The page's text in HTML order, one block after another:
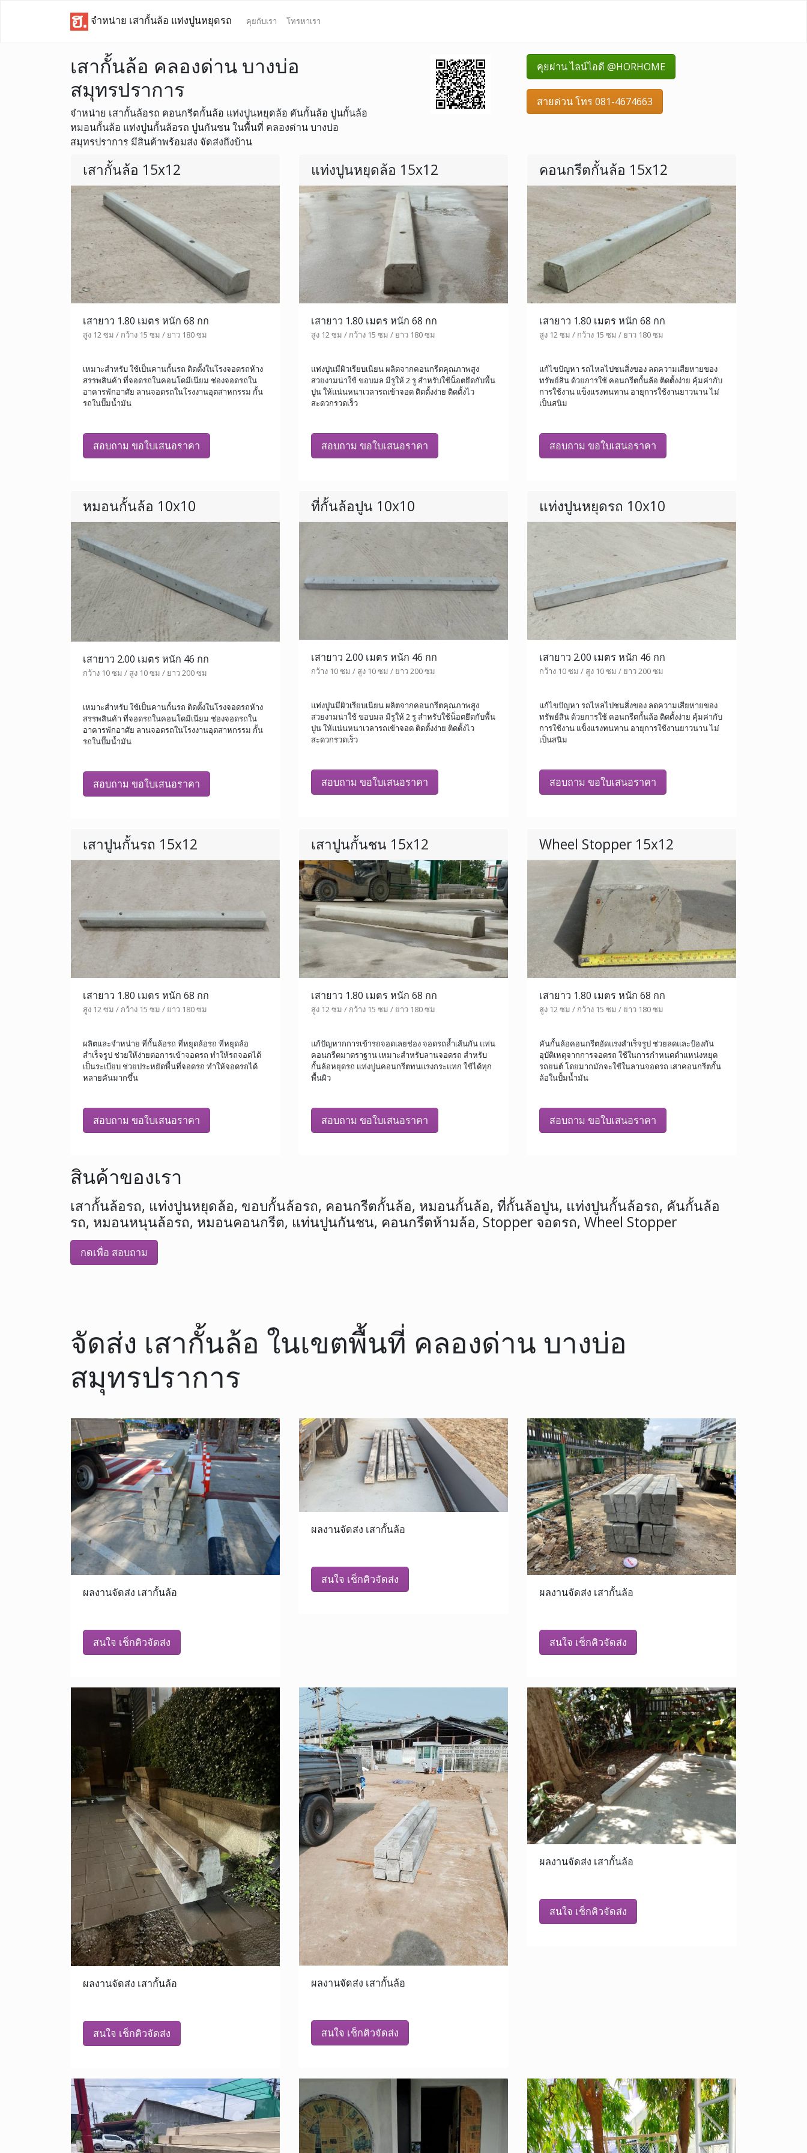
จำหน่าย เสากั้นล้อ แท่งปูนหยุดรถ คุยกับเรา โทรหาเรา
เสากั้นล้อ คลองด่าน บางบ่อ
สมุทรปราการ
จำหน่าย เสากั้นล้อรถ คอนกรีตกั้นล้อ แท่งปูนหยุดล้อ คันกั้นล้อ ปูนกั้นล้อ
หมอนกั้นล้อ แท่งปูนกั้นล้อรถ ปูนกันชน ในพื้นที่ คลองด่าน บางบ่อ
สมุทรปราการ มีสินค้าพร้อมส่ง จัดส่งถึงบ้าน
คุยผ่าน ไลน์ไอดี @HORHOME
สายด่วน โทร 081-4674663
เสากั้นล้อ 15x12
เสายาว 1.80 เมตร หนัก 68 กก
สูง 12 ซม / กว้าง 15 ซม / ยาว 180 ซม
เหมาะสำหรับ ใช้เป็นคานกั้นรถ ติดตั้งในโรงจอดรถห้าง
สรรพสินค้า ที่จอดรถในคอนโดมีเนียม ช่องจอดรถใน
อาคารพักอาศัย ลานจอดรถในโรงงานอุตสาหกรรม กั้น
รถในปั๊มน้ำมัน
สอบถาม ขอใบเสนอราคา
แท่งปูนหยุดล้อ 15x12
เสายาว 1.80 เมตร หนัก 68 กก
สูง 12 ซม / กว้าง 15 ซม / ยาว 180 ซม
แท่งปูนมีผิวเรียบเนียน ผลิตจากคอนกรีตคุณภาพสูง
สวยงามน่าใช้ ขอบมล มีรูให้ 2 รู สำหรับใช้น็อตยึดกับพื้น
ปูน ให้แน่นหนาเวลารถเข้าจอด ติดตั้งง่าย ติดตั้งไว
สะดวกรวดเร็ว
สอบถาม ขอใบเสนอราคา
คอนกรีตกั้นล้อ 15x12
เสายาว 1.80 เมตร หนัก 68 กก
สูง 12 ซม / กว้าง 15 ซม / ยาว 180 ซม
แก้ไขปัญหา รถไหลไปชนสิ่งของ ลดความเสียหายของ
ทรัพย์สิน ด้วยการใช้ คอนกรีตกั้นล้อ ติดตั้งง่าย คุ้มค่ากับ
การใช้งาน แข็งแรงทนทาน อายุการใช้งานยาวนาน ไม่
เป็นสนิม
สอบถาม ขอใบเสนอราคา
หมอนกั้นล้อ 10x10
เสายาว 2.00 เมตร หนัก 46 กก
กว้าง 10 ซม / สูง 10 ซม / ยาว 200 ซม
เหมาะสำหรับ ใช้เป็นคานกั้นรถ ติดตั้งในโรงจอดรถห้าง
สรรพสินค้า ที่จอดรถในคอนโดมีเนียม ช่องจอดรถใน
อาคารพักอาศัย ลานจอดรถในโรงงานอุตสาหกรรม กั้น
รถในปั๊มน้ำมัน
สอบถาม ขอใบเสนอราคา
ที่กั้นล้อปูน 10x10
เสายาว 2.00 เมตร หนัก 46 กก
กว้าง 10 ซม / สูง 10 ซม / ยาว 200 ซม
แท่งปูนมีผิวเรียบเนียน ผลิตจากคอนกรีตคุณภาพสูง
สวยงามน่าใช้ ขอบมล มีรูให้ 2 รู สำหรับใช้น็อตยึดกับพื้น
ปูน ให้แน่นหนาเวลารถเข้าจอด ติดตั้งง่าย ติดตั้งไว
สะดวกรวดเร็ว
สอบถาม ขอใบเสนอราคา
แท่งปูนหยุดรถ 10x10
เสายาว 2.00 เมตร หนัก 46 กก
กว้าง 10 ซม / สูง 10 ซม / ยาว 200 ซม
แก้ไขปัญหา รถไหลไปชนสิ่งของ ลดความเสียหายของ
ทรัพย์สิน ด้วยการใช้ คอนกรีตกั้นล้อ ติดตั้งง่าย คุ้มค่ากับ
การใช้งาน แข็งแรงทนทาน อายุการใช้งานยาวนาน ไม่
เป็นสนิม
สอบถาม ขอใบเสนอราคา
เสาปูนกั้นรถ 15x12
เสายาว 1.80 เมตร หนัก 68 กก
สูง 12 ซม / กว้าง 15 ซม / ยาว 180 ซม
ผลิตและจำหน่าย ที่กั้นล้อรถ ที่หยุดล้อรถ ที่หยุดล้อ
สำเร็จรูป ช่วยให้ง่ายต่อการเข้าจอดรถ ทำให้รถจอดได้
เป็นระเบียบ ช่วยประหยัดพื้นที่จอดรถ ทำให้จอดรถได้
หลายคันมากขึ้น
สอบถาม ขอใบเสนอราคา
เสาปูนกั้นชน 15x12
เสายาว 1.80 เมตร หนัก 68 กก
สูง 12 ซม / กว้าง 15 ซม / ยาว 180 ซม
แก้ปัญหากการเข้ารถจอดเลยช่อง จอดรถล้ำเส้นกัน แท่น
คอนกรีตมาตราฐาน เหมาะสำหรับลานจอดรถ สำหรับ
กั้นล้อหยุดรถ แท่งปูนคอนกรีตทนแรงกระแทก ใช้ได้ทุก
พื้นผิว
สอบถาม ขอใบเสนอราคา
Wheel Stopper 15x12
เสายาว 1.80 เมตร หนัก 68 กก
สูง 12 ซม / กว้าง 15 ซม / ยาว 180 ซม
คันกั้นล้อคอนกรีตอัดแรงสำเร็จรูป ช่วยลดและป้องกัน
อุบัติเหตุจากการจอดรถ ใช้ในการกำหนดตำแหน่งหยุด
รถยนต์ โดยมากมักจะใช้ในลานจอดรถ เสาคอนกรีตกั้น
ล้อในปั้มน้ำมัน
สอบถาม ขอใบเสนอราคา
สินค้าของเรา
เสากั้นล้อรถ, แท่งปูนหยุดล้อ, ขอบกั้นล้อรถ, คอนกรีตกั้นล้อ, หมอนกั้นล้อ, ที่กั้นล้อปูน, แท่งปูนกั้นล้อรถ, คันกั้นล้อ
รถ, หมอนหนุนล้อรถ, หมอนคอนกรีต, แท่นปูนกันชน, คอนกรีตห้ามล้อ, Stopper จอดรถ, Wheel Stopper
กดเพื่อ สอบถาม
จัดส่ง เสากั้นล้อ ในเขตพื้นที่ คลองด่าน บางบ่อ
สมุทรปราการ
ผลงานจัดส่ง เสากั้นล้อ
สนใจ เช็กคิวจัดส่ง
ผลงานจัดส่ง เสากั้นล้อ
สนใจ เช็กคิวจัดส่ง
ผลงานจัดส่ง เสากั้นล้อ
สนใจ เช็กคิวจัดส่ง
ผลงานจัดส่ง เสากั้นล้อ
สนใจ เช็กคิวจัดส่ง
ผลงานจัดส่ง เสากั้นล้อ
สนใจ เช็กคิวจัดส่ง
ผลงานจัดส่ง เสากั้นล้อ
สนใจ เช็กคิวจัดส่ง